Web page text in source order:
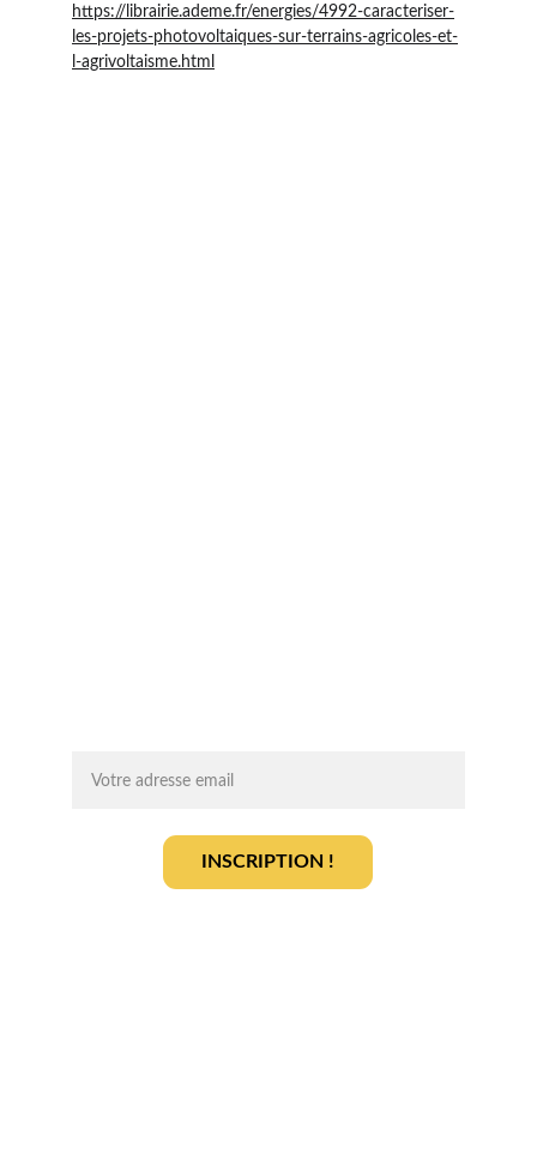
https://librairie.ademe.fr/energies/4992-caracteriser-
les-projets-photovoltaiques-sur-terrains-agricoles-et-
l-agrivoltaisme.html
INSCRIPTION !